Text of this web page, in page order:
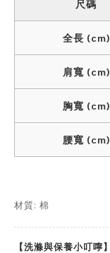
尺碼
全長 (cm)
肩寬 (cm)
胸寬 (cm)
腰寬 (cm)
材質: 棉
【洗滌與保養小叮嚀】